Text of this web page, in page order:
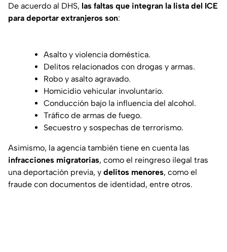
De acuerdo al DHS, las faltas que integran la lista del ICE
para deportar extranjeros son:
Asalto y violencia doméstica.
Delitos relacionados con drogas y armas.
Robo y asalto agravado.
Homicidio vehicular involuntario.
Conducción bajo la influencia del alcohol.
Tráfico de armas de fuego.
Secuestro y sospechas de terrorismo.
Asimismo, la agencia también tiene en cuenta las
infracciones migratorias, como el reingreso ilegal tras
una deportación previa, y delitos menores, como el
fraude con documentos de identidad, entre otros.